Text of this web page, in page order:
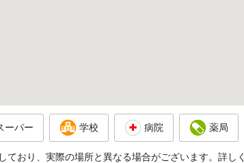
ーパー 学校 病院 薬局
ており、実際の場所と異なる場合がございます。詳し